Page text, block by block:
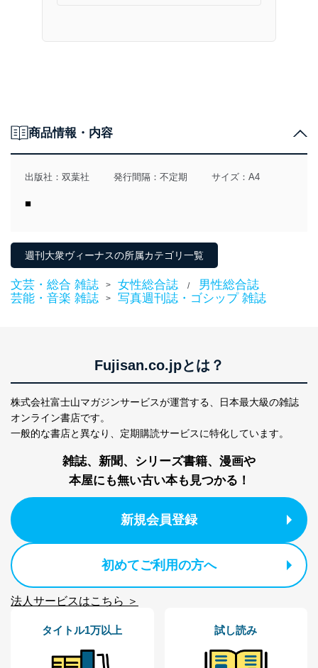
商品情報・内容
出版社： 双葉社 発行間隔：不定期 サイズ：A4
■
週刊大衆ヴィーナスの所属カテゴリ一覧
文芸・総合 雑誌 > 女性総合誌 /
男性総合誌
芸能・音楽 雑誌
> 写真週刊誌・ゴシップ 雑誌
Fujisan.co.jpとは？
株式会社富士山マガジンサービスが運営する、
日本最大級の雑誌
オンライン書店です。
一般的な書店と異なり、 定期購読サービスに特化しています。
雑誌、新聞、シリーズ書籍、漫画や
本屋にも無い古い本も見つかる！
新規会員登録
初めてご利用の方へ
法人サービスはこちら ＞
タイトル1万以上 試し読み